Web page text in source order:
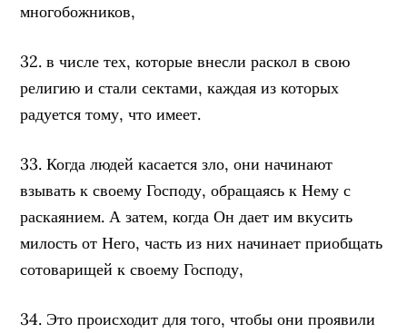
многобожников,
32. в числе тех, которые внесли раскол в свою
религию и стали сектами, каждая из которых
радуется тому, что имеет.
33. Когда людей касается зло, они начинают
взывать к своему Господу, обращаясь к Нему с
раскаянием. А затем, когда Он дает им вкусить
милость от Него, часть из них начинает приобщать
сотоварищей к своему Господу,
34. Это происходит для того, чтобы они проявили